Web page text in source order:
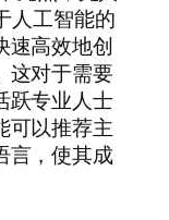
人工智能的
速高效地创
这对于需要
跃专业人士
可以推荐主
言，使其成